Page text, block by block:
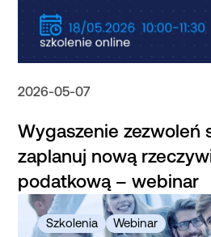
2026-05-07
Wygaszenie zezwoleń
zaplanuj nową
podatkową – webinar